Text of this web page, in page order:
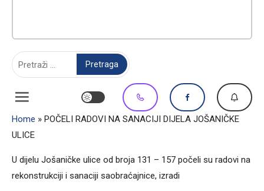
Home » POČELI RADOVI NA SANACIJI DIJELA JOŠANIČKE
ULICE
U dijelu Jošaničke ulice od broja 131 – 157 počeli su radovi na
rekonstrukciji i sanaciji saobraćajnice, izradi